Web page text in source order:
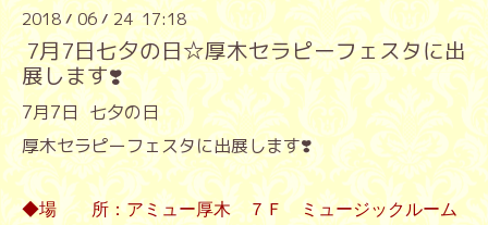
2018 /06 /24 17:18
7月7日七夕の日☆厚木セラピーフェスタに出
展します❣️
7月7日 七夕の日
厚木セラピーフェスタに出展します❣️
◆場 所：アミュー厚木 ７Ｆ ミュージックルーム